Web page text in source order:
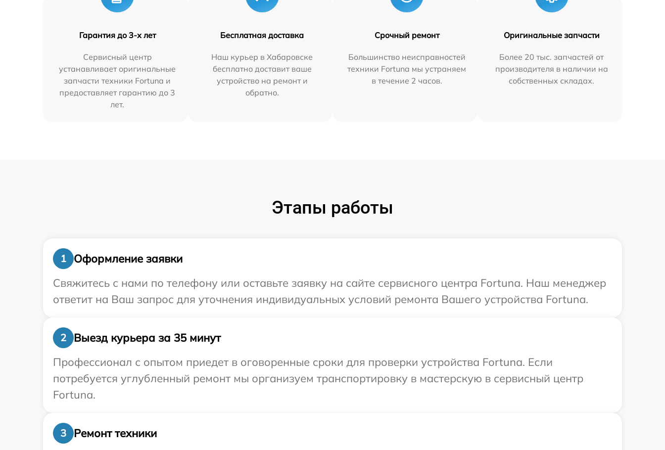
Гарантия до 3-х лет
Сервисный центр
устанавливает оригинальные
запчасти техники Fortuna и
предоставляет гарантию до 3
лет.
Бесплатная доставка
Наш курьер в Хабаровске
бесплатно доставит ваше
устройство на ремонт и
обратно.
Срочный ремонт
Большинство неисправностей
техники Fortuna мы устраняем
в течение 2 часов.
Оригинальные запчасти
Более 20 тыс. запчастей от
производителя в наличии на
собственных складах.
Этапы работы
1
Оформление заявки
Свяжитесь с нами по телефону или оставьте заявку на сайте сервисного центра Fortuna. Наш менеджер
ответит на Ваш запрос для уточнения индивидуальных условий ремонта Вашего устройства Fortuna.
2
Выезд курьера за 35 минут
Профессионал с опытом приедет в оговоренные сроки для проверки устройства Fortuna. Если
потребуется углубленный ремонт мы организуем транспортировку в мастерскую в сервисный центр
Fortuna.
3
Ремонт техники